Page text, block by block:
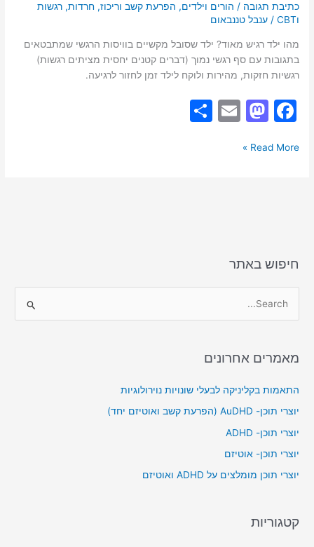
כתיבת תגובה / הורים וילדים, הפרעת קשב וריכוז,חרדות,רגשות
וCBT
/ענבל טננבאום
מהו ילד רגיש מאוד? ילד שסובל מקשיים בוויסות הרגשי שמתבטאים
בתגובות עם סף רגשי נמוך (דברים קטנים יחסית מציתים רגשות)
רגשיות חזקות, מהירות ולוקח לילד זמן לחזור לרגיעה.
F
c
k
M
st
E
Read More »
חיפוש באתר
r
o
r
:
מאמרים אחרונים
התאמות בקליניקה לבעלי שונויות נוירולוגיות
יוצרי תוכן- AuDHD (הפרעת קשב ואוטיזם יחד)
יוצרי תוכן- ADHD
יוצרי תוכן- אוטיזם
יוצרי תוכן מומלצים על ADHD ואוטיזם
קטגוריות